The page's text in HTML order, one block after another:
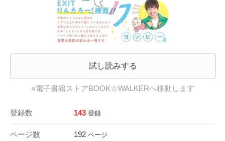
試し読みする
※電子書籍ストアBOOK☆WALKERへ移動します
登録数 143 登録
ページ数 192 ページ